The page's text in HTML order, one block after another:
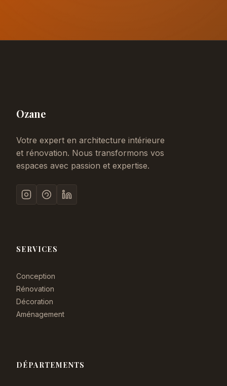
Ozane
Votre expert en architecture intérieure
et rénovation. Nous transformons vos
espaces avec passion et expertise.
SERVICES
Conception
Rénovation
Décoration
Aménagement
DÉPARTEMENTS